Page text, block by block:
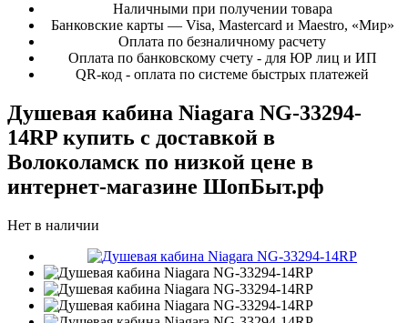
Наличными при получении товара
Банковские карты — Visa, Mastercard и Maestro, «Мир»
Оплата по безналичному расчету
Оплата по банковскому счету - для ЮР лиц и ИП
QR-код - оплата по системе быстрых платежей
Душевая кабина Niagara NG-33294-
14RP купить с доставкой в
Волоколамск по низкой цене в
интернет-магазине ШопБыт.рф
Нет в наличии